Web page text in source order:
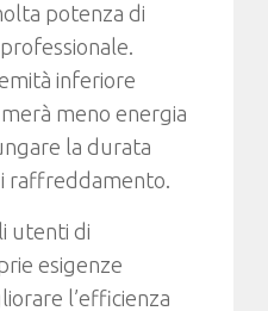
potenza di
inferiore
meno energia
la durata
raffreddamento.
utenti di
esigenze
l’efficienza